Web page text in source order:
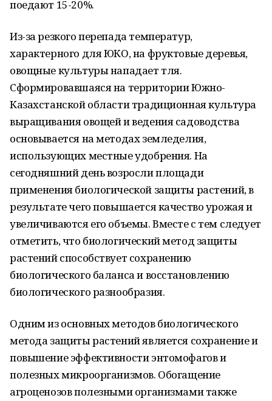
поедают 15-20%.
Из-за резкого перепада температур,
характерного для ЮКО, на фруктовые деревья,
овощные культуры нападает тля.
Сформировавшаяся на территории Южно-
Казахстанской области традиционная культура
выращивания овощей и ведения садоводства
основывается на методах земледелия,
использующих местные удобрения. На
сегодняшний день возросли площади
применения биологической защиты растений, в
результате чего повышается качество урожая и
увеличиваются его объемы. Вместе с тем следует
отметить, что биологический метод защиты
растений способствует сохранению
биологического баланса и восстановлению
биологического разнообразия.
Одним из основных методов биологического
метода защиты растений является сохранение и
повышение эффективности энтомофагов и
полезных микроорганизмов. Обогащение
агроценозов полезными организмами также